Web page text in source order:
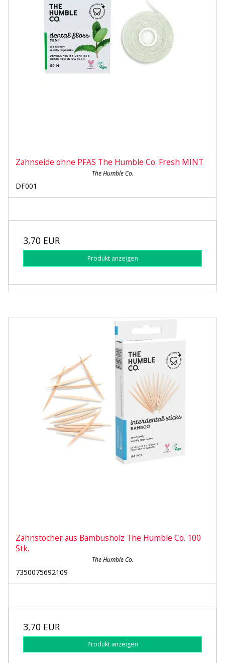
Zahnseide ohne PFAS The Humble Co. Fresh MINT
The Humble Co.
DF001
3,70 EUR
Produkt anzeigen
Zahnstocher aus Bambusholz The Humble Co. 100
Stk.
The Humble Co.
7350075692109
3,70 EUR
Produkt anzeigen